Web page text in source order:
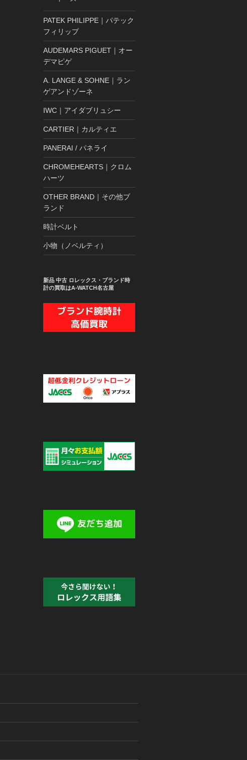
PATEK PHILIPPE｜パテック
フィリップ
AUDEMARS PIGUET｜オー
デマピゲ
A. LANGE & SOHNE｜ラン
ゲアンドゾーネ
IWC｜アイダブリュシー
CARTIER｜カルティエ
PANERAI / パネライ
CHROMEHEARTS｜クロム
ハーツ
OTHER BRAND｜その他ブ
ランド
時計ベルト
小物（ノベルティ）
新品 中古 ロレックス・ブランド時
計の買取はA-WATCH名古屋